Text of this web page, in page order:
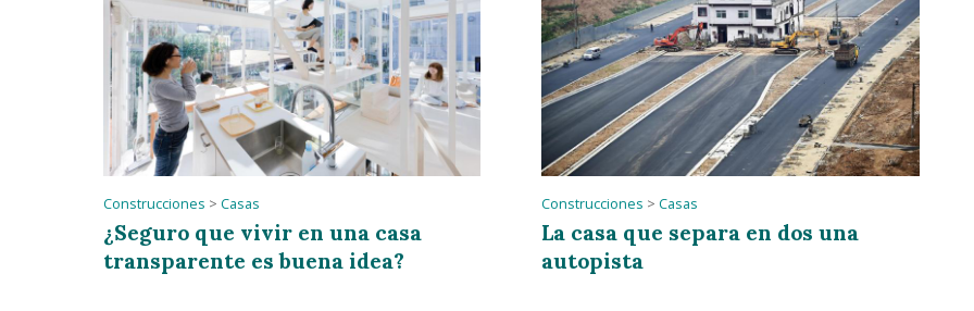
Construcciones > Casas
¿Seguro que vivir en una casa
transparente es buena idea?
Construcciones > Casas
La casa que separa en dos una
autopista